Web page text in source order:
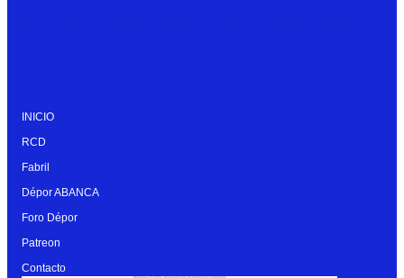
INICIO
RCD
Fabril
Dépor ABANCA
Foro Dépor
Patreon
Contacto